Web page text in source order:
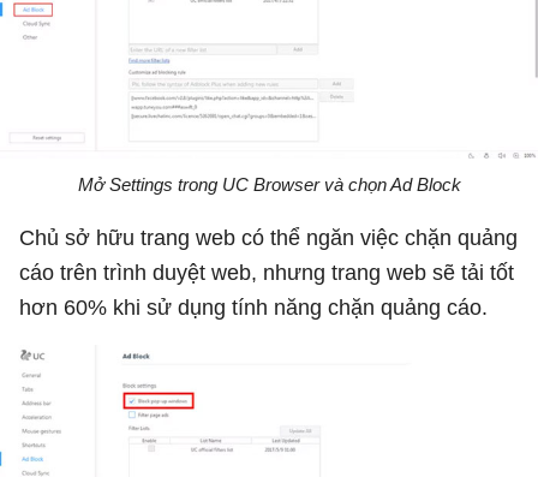
Mở Settings trong UC Browser và chọn Ad Block
Chủ sở hữu trang web có thể ngăn việc chặn quảng
cáo trên trình duyệt web, nhưng trang web sẽ tải tốt
hơn 60% khi sử dụng tính năng chặn quảng cáo.